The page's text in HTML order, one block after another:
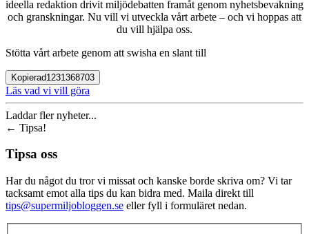
ideella redaktion drivit miljödebatten framåt genom nyhetsbevakning
och granskningar. Nu vill vi utveckla vårt arbete – och vi hoppas att
du vill hjälpa oss.
Stötta vårt arbete genom att swisha en slant till
Kopierad1231368703
Läs vad vi vill göra
Laddar fler nyheter...
← Tipsa!
Tipsa oss
Har du något du tror vi missat och kanske borde skriva om? Vi tar
tacksamt emot alla tips du kan bidra med. Maila direkt till
tips@supermiljobloggen.se eller fyll i formuläret nedan.